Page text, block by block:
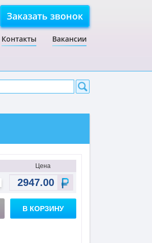
Заказать звонок
Контакты Вакансии
Цена
В КОРЗИНУ